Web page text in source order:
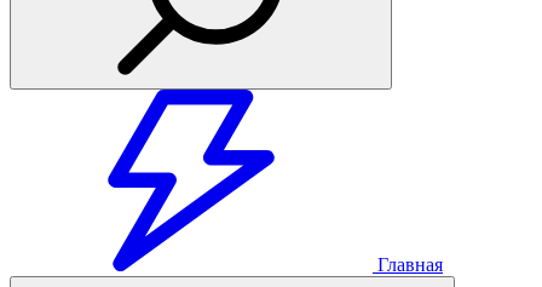
Главная